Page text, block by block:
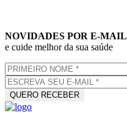
NOVIDADES POR E-MAIL
e cuide melhor da sua saúde